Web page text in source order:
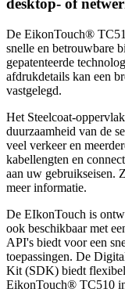
desktop- of
De EikonTouch®
snelle en betrouwbare
gepatenteerde
afdrukdetails kan een
vastgelegd.
Het Steelcoat-
duurzaamheid van de
veel verkeer en
kabellengten en
aan uw gebruikseisen.
meer informatie.
De EIkonTouch is
ook beschikbaar met
API's biedt voor een
toepassingen. De
Kit (SDK) biedt
EikonTouch® TC510